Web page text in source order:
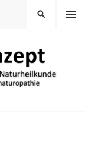
MENU
SEARCH